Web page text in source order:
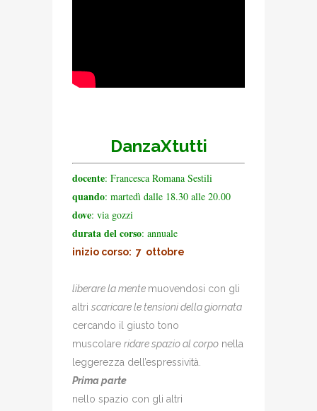
DanzaXtutti
docente: Francesca Romana Sestili
quando: martedì dalle 18.30 alle 20.00
dove: via gozzi
durata del corso: annuale
inizio corso: 7 ottobre
liberare la mente muovendosi con gli
altri scaricare le tensioni della giornata
cercando il giusto tono
muscolare ridare spazio al corpo nella
leggerezza dell’espressività.
Prima parte
nello spazio con gli altri